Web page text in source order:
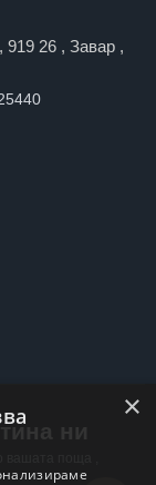
26 , Завар ,
ни
×